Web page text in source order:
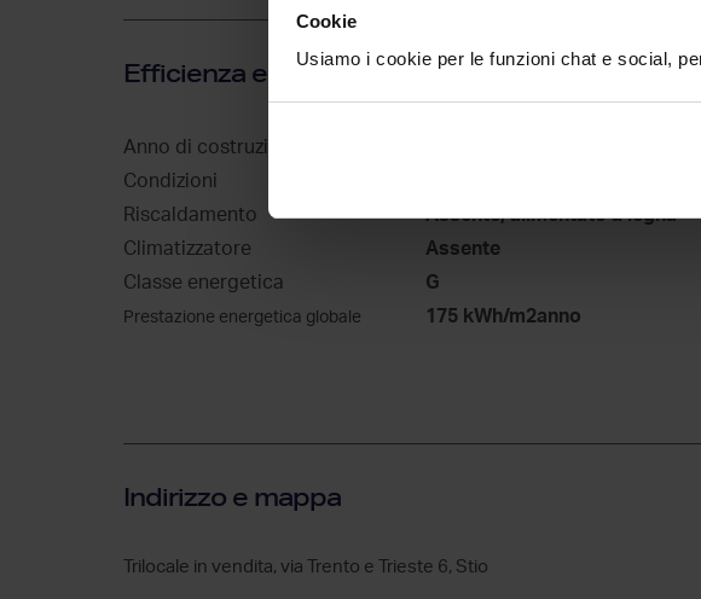
Cookie
Usiamo i cookie per le funzioni chat e social,
Efficienza energetica
Anno di costruzione
Condizioni
Riscaldamento
Assente, alimentato a legna
Climatizzatore
Assente
Classe energetica
G
Prestazione energetica globale 175 kWh/m2anno
Indirizzo e mappa
Trilocale in vendita, via Trento e Trieste 6, Stio